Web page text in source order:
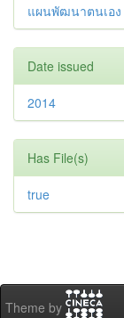
แผนพัฒนาตนเอง
Date issued
2014
Has File(s)
true
Theme by